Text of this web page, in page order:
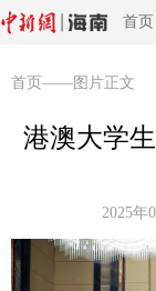
首页
首页 ——图片正文
港澳大学
2025年